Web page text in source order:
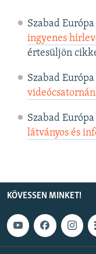
Szabad Európa
ingyenes
értesüljön
Szabad Európa
Szabad Európa
látványos és
KÖVESSEN MINKET!